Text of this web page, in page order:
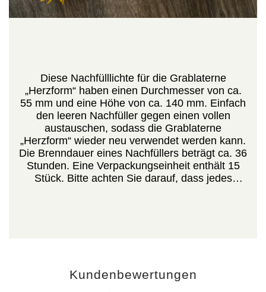
Diese Nachfülllichte für die Grablaterne
„Herzform“ haben einen Durchmesser von ca.
55 mm und eine Höhe von ca. 140 mm. Einfach
den leeren Nachfüller gegen einen vollen
austauschen, sodass die Grablaterne
„Herzform“ wieder neu verwendet werden kann.
Die Brenndauer eines Nachfüllers beträgt ca. 36
Stunden. Eine Verpackungseinheit enthält 15
Stück. Bitte achten Sie darauf, dass jedes
Kundenbewertungen